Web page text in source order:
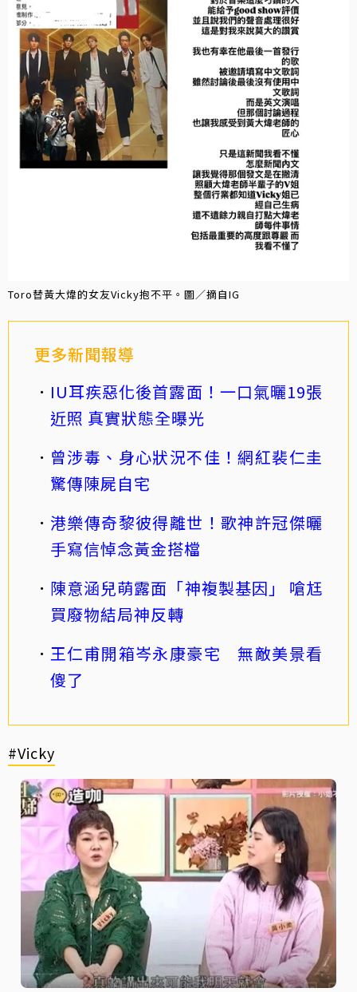
Toro替黃大煒的女友Vicky抱不平。圖／摘自IG
更多新聞報導
IU耳疾惡化後首露面！一口氣曬19張
近照 真實狀態全曝光
曾涉毒、身心狀況不佳！網紅裴仁圭
驚傳陳屍自宅
港樂傳奇黎彼得離世！歌神許冠傑曬
手寫信悼念黃金搭檔
陳意涵兒萌露面「神複製基因」 嗆尪
買廢物結局神反轉
王仁甫開箱岑永康豪宅 無敵美景看
傻了
#Vicky